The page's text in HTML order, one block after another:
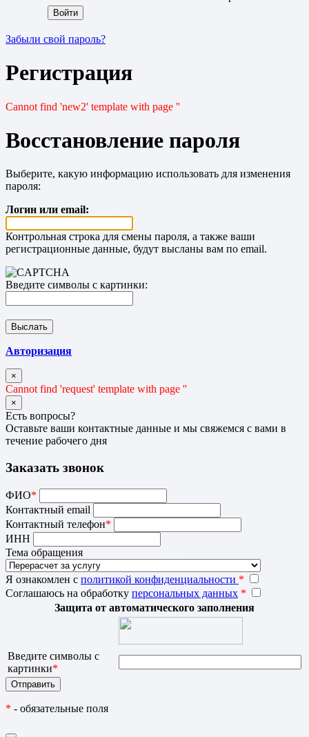
Забыли свой пароль?
Регистрация
Cannot find 'new2' template with page ''
Восстановление пароля
Выберите, какую информацию использовать для изменения
пароля:
Логин или email:
Контрольная строка для смены пароля, а также ваши
регистрационные данные, будут высланы вам по email.
Введите символы с картинки:
Авторизация
×
Cannot find 'request' template with page ''
×
Есть вопросы?
Оставьте ваши контактные данные и мы свяжемся с вами в
течение рабочего дня
Заказать звонок
ФИО*
Контактный email
Контактный телефон*
ИНН
Тема обращения
Я ознакомлен с политикой конфиденциальности *
Соглашаюсь на обработку персональных данных *
Защита от автоматического заполнения
Введите символы с
картинки*
* - обязательные поля